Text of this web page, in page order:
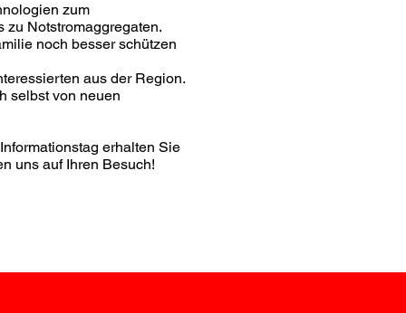
zum
Notstromaggregaten.
noch besser schützen
aus der Region.
selbst von neuen
erhalten Sie
uns auf Ihren Besuch!